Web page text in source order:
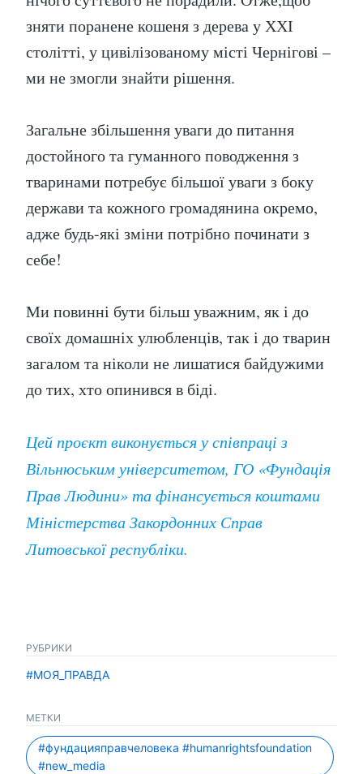
зняти поранене кошеня з дерева у ХХІ
столітті, у цивілізованому місті Чернігові –
ми не змогли знайти рішення.
Загальне збільшення уваги до питання
достойного та гуманного поводження з
тваринами потребує більшої уваги з боку
держави та кожного громадянина окремо,
адже будь-які зміни потрібно починати з
себе!
Ми повинні бути більш уважним, як і до
своїх домашніх улюбленців, так і до тварин
загалом та ніколи не лишатися байдужими
до тих, хто опинився в біді.
Цей проєкт виконується у співпраці з
Вільнюським університетом, ГО «Фундація
Прав Людини» та фінансується коштами
Міністерства Закордонних Справ
Литовської республіки.
РУБРИКИ
#МОЯ_ПРАВДА
МЕТКИ
#фундацияправчеловека #humanrightsfoundation
#new_media